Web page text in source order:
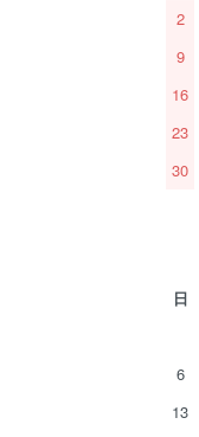
2
9
16
23
30
日
6
13